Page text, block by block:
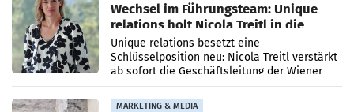
Wechsel im Führungsteam: Unique
relations holt Nicola Treitl in die
Geschäftsleitung
Unique relations besetzt eine
Schlüsselposition neu: Nicola Treitl verstärkt
ab sofort die Geschäftsleitung der Wiener
PR-Agentur an der Seite von Josef Kalina und
Anna Kalina-Mahr.
MARKETING & MEDIA